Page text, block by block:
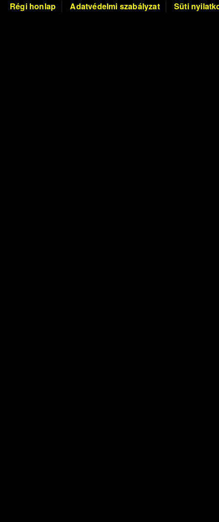
Régi honlap Adatvédelmi szabályzat Süti